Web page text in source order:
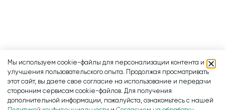
Мы используем cookie-файлы для персонализации контента и
улучшения пользовательского опыта. Продолжая просматривать
этот сайт, вы даете свое согласие на использование и передачи
сторонним сервисам cookie-файлов. Для получения
дополнительной информации, пожалуйста, ознакомьтесь с нашей